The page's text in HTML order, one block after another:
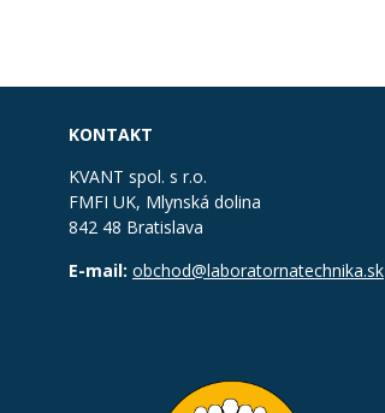
KONTAKT
KVANT spol. s r.o.
FMFI UK, Mlynská dolina
842 48 Bratislava
E-mail: obchod@laboratornatechnika.sk